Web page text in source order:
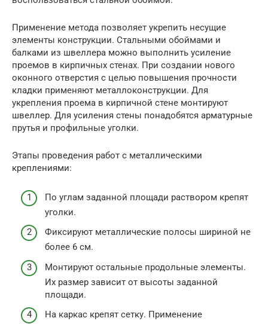
Применение метода позволяет укрепить несущие
элементы конструкции. Стальными обоймами и
балками из швеллера можно выполнить усиление
проемов в кирпичных стенах. При создании нового
оконного отверстия с целью повышения прочности
кладки применяют металлоконструкции. Для
укрепления проема в кирпичной стене монтируют
швеллер. Для усиления стены понадобятся арматурные
прутья и профильные уголки.
Этапы проведения работ с металлическими
креплениями:
По углам заданной площади раствором крепят
уголки.
Фиксируют металлические полосы шириной не
более 6 см.
Монтируют остальные продольные элементы.
Их размер зависит от высоты заданной
площади.
На каркас крепят сетку. Применение